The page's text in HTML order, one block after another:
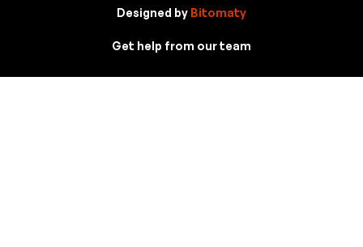
Designed by Bitomaty
Get help from our team